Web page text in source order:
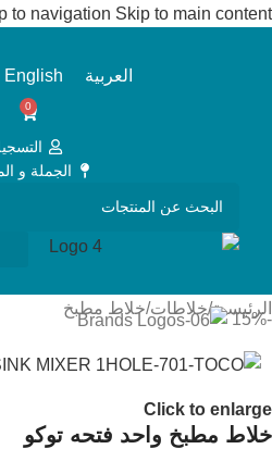
to navigation Skip to main content
العربية English
0
الجملة و
الرئيسية/خلاطات/خلاط مطبخ
-15%
Click to enlarge
خلاط مطبخ واحد فتحه توكو